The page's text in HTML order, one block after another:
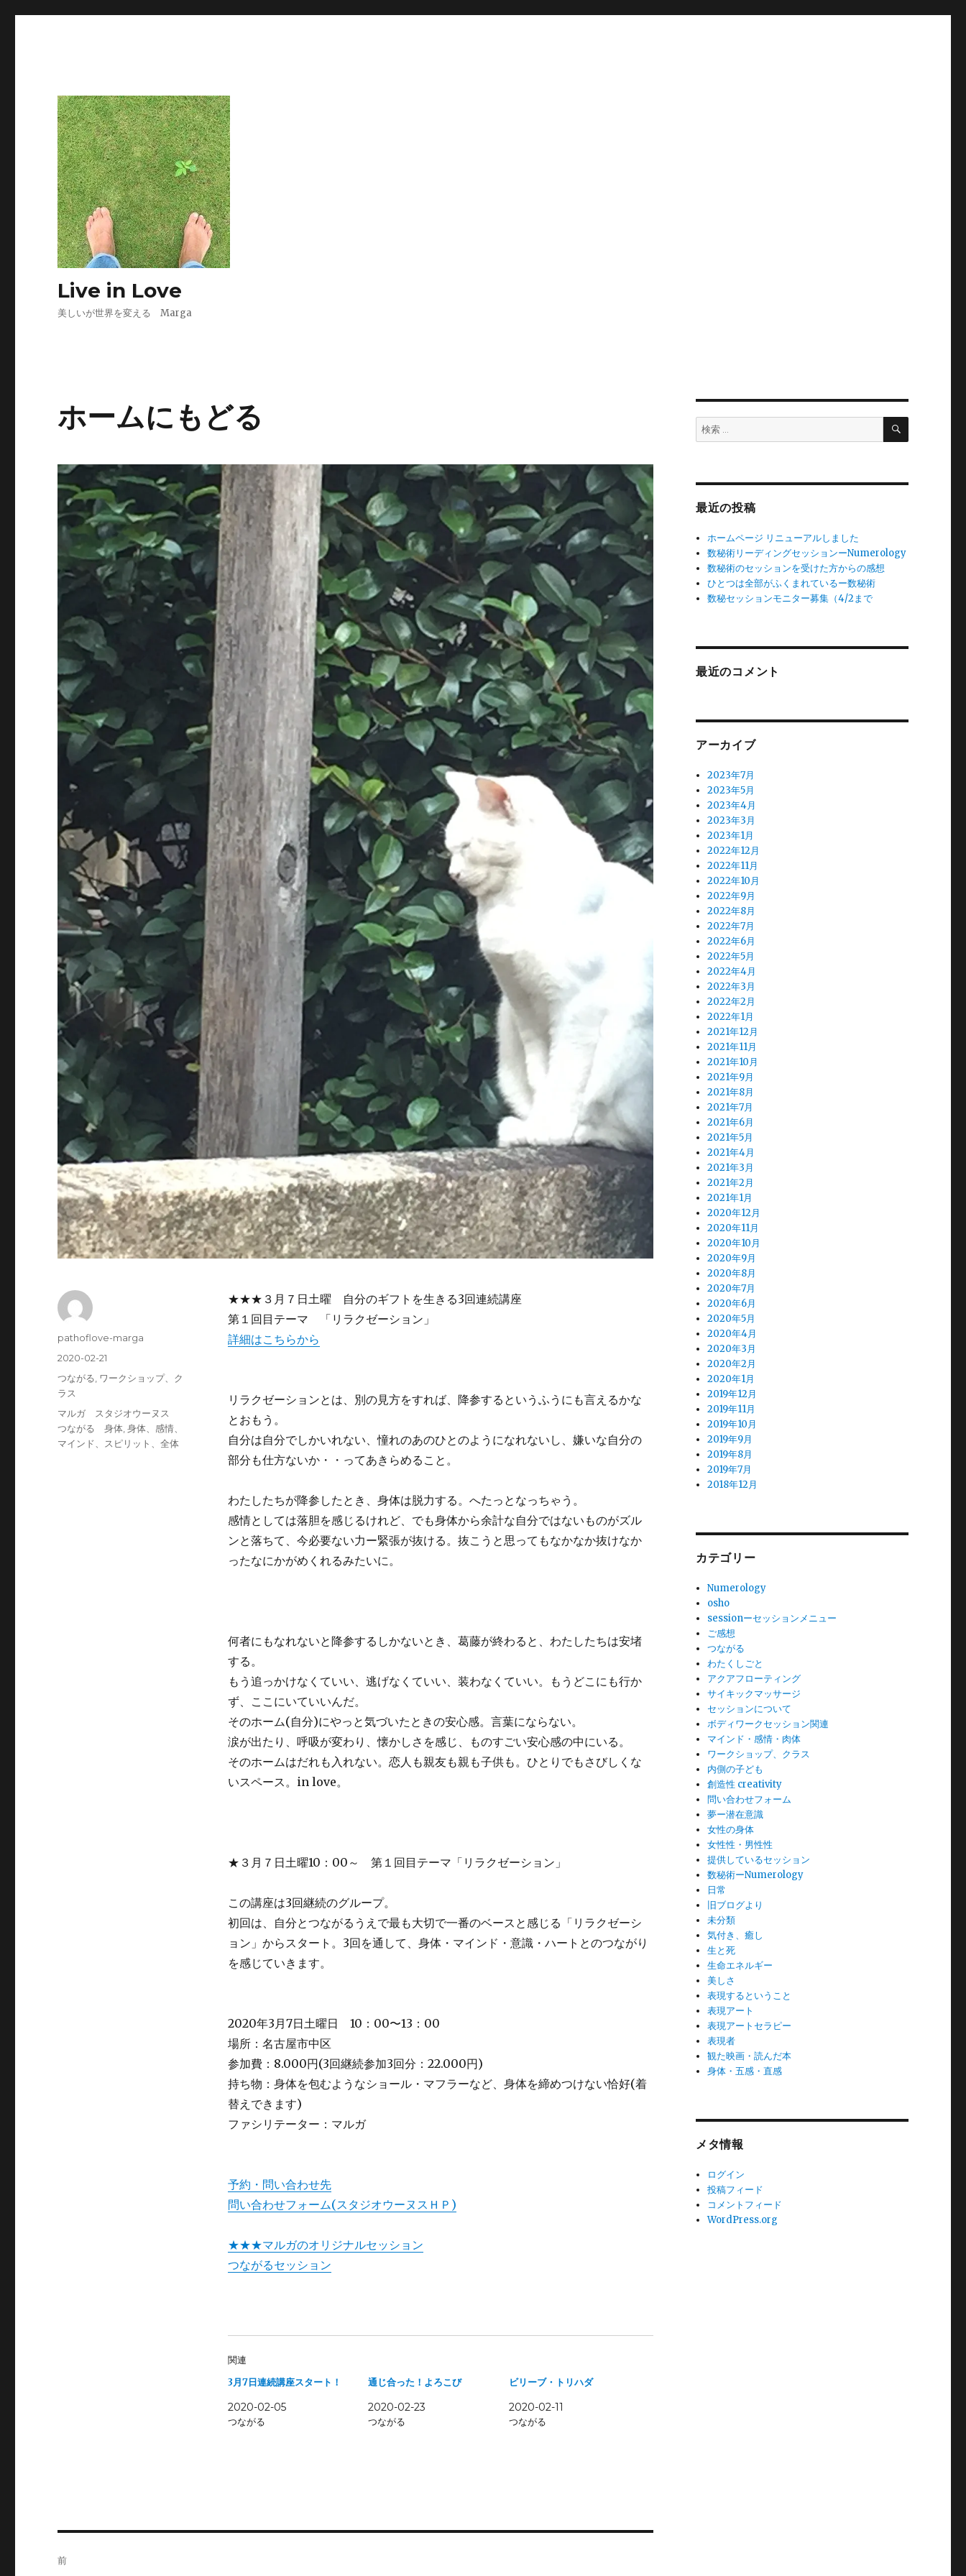
Live in Love
美しいが世界を変える Marga
ホームにもどる
★★★３月７日土曜 自分のギフトを生きる3回連続講座
第１回目テーマ 「リラクゼーション」
詳細はこちらから
リラクゼーションとは、別の見方をすれば、降参するというふうにも言えるかな
とおもう。
自分は自分でしかいれない、憧れのあのひとのようになれないし、嫌いな自分の
部分も仕方ないか・・ってあきらめること。
わたしたちが降参したとき、身体は脱力する。へたっとなっちゃう。
感情としては落胆を感じるけれど、でも身体から余計な自分ではないものがズル
ンと落ちて、今必要ない力ー緊張が抜ける。抜こうと思ってもなかなか抜けなか
ったなにかがめくれるみたいに。
何者にもなれないと降参するしかないとき、葛藤が終わると、わたしたちは安堵
する。
もう追っかけなくていい、逃げなくていい、装わなくていい。もうどこにも行か
ず、ここにいていいんだ。
そのホーム(自分)にやっと気づいたときの安心感。言葉にならない。
涙が出たり、呼吸が変わり、懐かしさを感じ、ものすごい安心感の中にいる。
そのホームはだれも入れない。恋人も親友も親も子供も。ひとりでもさびしくな
いスペース。in love。
★３月７日土曜10：00～ 第１回目テーマ「リラクゼーション」
この講座は3回継続のグループ。
初回は、自分とつながるうえで最も大切で一番のベースと感じる「リラクゼーシ
ョン」からスタート。3回を通して、身体・マインド・意識・ハートとのつながり
を感じていきます。
2020年3月7日土曜日 10：00〜13：00
場所：名古屋市中区
参加費：8.000円(3回継続参加3回分：22.000円)
持ち物：身体を包むようなショール・マフラーなど、身体を締めつけない恰好(着
替えできます)
ファシリテーター：マルガ
予約・問い合わせ先
問い合わせフォーム(スタジオウーヌスＨＰ)
★★★マルガのオリジナルセッション
つながるセッション
関連
3月7日連続講座スタート！
2020-02-05
つながる
通じ合った！よろこび
2020-02-23
つながる
ビリーブ・トリハダ
2020-02-11
つながる
投
pathoflove-marga
投
日:
2020-02-21
カ
テ
つながる ワークショップ、ク
ラス
タ
グ
マルガ スタジオウーヌス
つながる 身体 ,身体、感情、
マインド、スピリット、全体
前
検
索:
検
最近の投稿
ホームページ リニューアルしました
数秘術リーディングセッションーNumerology
数秘術のセッションを受けた方からの感想
ひとつは全部がふくまれているー数秘術
数秘セッションモニター募集（4/2まで
最近のコメント
アーカイブ
2023年7月
2023年5月
2023年4月
2023年3月
2023年1月
2022年12月
2022年11月
2022年10月
2022年9月
2022年8月
2022年7月
2022年6月
2022年5月
2022年4月
2022年3月
2022年2月
2022年1月
2021年12月
2021年11月
2021年10月
2021年9月
2021年8月
2021年7月
2021年6月
2021年5月
2021年4月
2021年3月
2021年2月
2021年1月
2020年12月
2020年11月
2020年10月
2020年9月
2020年8月
2020年7月
2020年6月
2020年5月
2020年4月
2020年3月
2020年2月
2020年1月
2019年12月
2019年11月
2019年10月
2019年9月
2019年8月
2019年7月
2018年12月
カテゴリー
Numerology
osho
sessionーセッションメニュー
ご感想
つながる
わたくしごと
アクアフローティング
サイキックマッサージ
セッションについて
ボディワークセッション関連
マインド・感情・肉体
ワークショップ、クラス
内側の子ども
創造性 creativity
問い合わせフォーム
夢ー潜在意識
女性の身体
女性性・男性性
提供しているセッション
数秘術ーNumerology
日常
旧ブログより
未分類
気付き、癒し
生と死
生命エネルギー
美しさ
表現するということ
表現アート
表現アートセラピー
表現者
観た映画・読んだ本
身体・五感・直感
メタ情報
ログイン
投稿フィード
コメントフィード
WordPress.org